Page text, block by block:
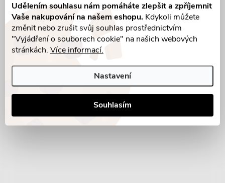
Udělením souhlasu nám pomáháte zlepšit a zpříjemnit
Vaše nakupování na našem eshopu. Kdykoli můžete
změnit nebo zrušit svůj souhlas prostřednictvím
"Vyjádření o souborech cookie" na našich webových
stránkách. Více informací.
Nastavení
Souhlasím